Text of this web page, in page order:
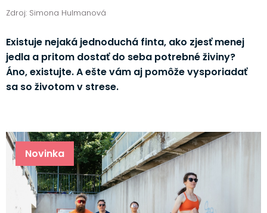
Zdroj: Simona Hulmanová
Existuje nejaká jednoduchá finta, ako zjesť menej
jedla a pritom dostať do seba potrebné živiny?
Áno, existujte. A ešte vám aj pomôže vysporiadať
sa so životom v strese.
Novinka